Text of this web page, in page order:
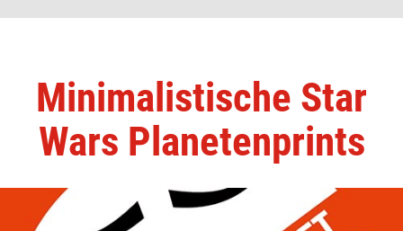
Minimalistische Star
Wars Planetenprints